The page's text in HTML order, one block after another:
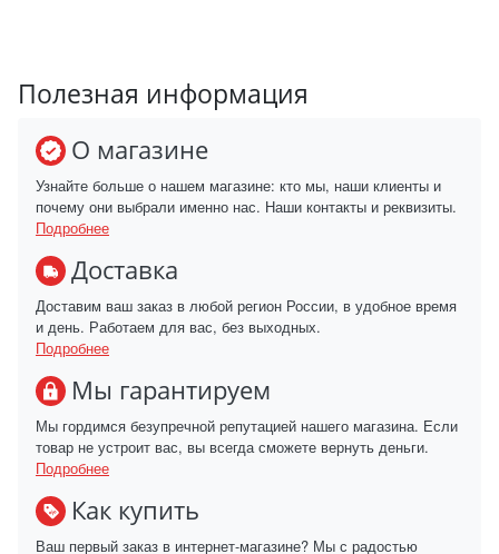
Полезная информация
О магазине
Узнайте больше о нашем магазине: кто мы, наши клиенты и
почему они выбрали именно нас. Наши контакты и реквизиты.
Подробнее
Доставка
Доставим ваш заказ в любой регион России, в удобное время
и день. Работаем для вас, без выходных.
Подробнее
Мы гарантируем
Мы гордимся безупречной репутацией нашего магазина. Если
товар не устроит вас, вы всегда сможете вернуть деньги.
Подробнее
Как купить
Ваш первый заказ в интернет-магазине? Мы с радостью